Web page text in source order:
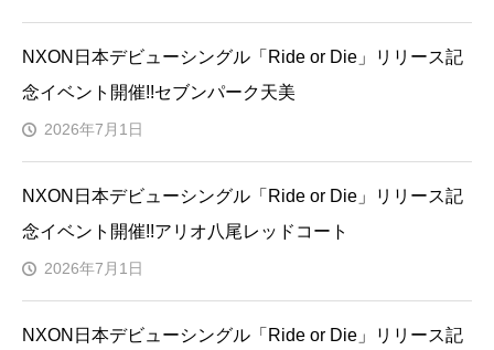
NXON日本デビューシングル「Ride or Die」リリース記
念イベント開催!!セブンパーク天美
2026年7月1日
NXON日本デビューシングル「Ride or Die」リリース記
念イベント開催!!アリオ八尾レッドコート
2026年7月1日
NXON日本デビューシングル「Ride or Die」リリース記